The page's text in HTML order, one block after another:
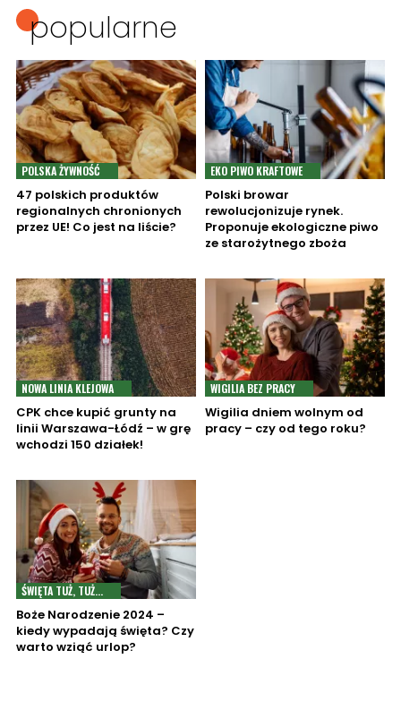
popularne
POLSKA ŻYWNOŚĆ
47 polskich produktów
regionalnych chronionych
przez UE! Co jest na liście?
EKO PIWO KRAFTOWE
Polski browar
rewolucjonizuje rynek.
Proponuje ekologiczne piwo
ze starożytnego zboża
NOWA LINIA KLEJOWA
CPK chce kupić grunty na
linii Warszawa-Łódź – w grę
wchodzi 150 działek!
WIGILIA BEZ PRACY
Wigilia dniem wolnym od
pracy – czy od tego roku?
ŚWIĘTA TUŻ, TUŻ...
Boże Narodzenie 2024 –
kiedy wypadają święta? Czy
warto wziąć urlop?